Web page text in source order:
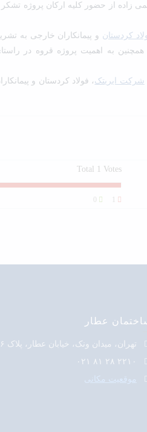
زاده از حضور کلیه ارکان پروژه تشکر
کردستان و پیمانکاران خارجی به
به اهمیت پروژه قروه در
شرکت ایریتک ، فولاد کردستان و
Total Votes
عطار
تهران، میدان ونک، خیابان عطار، پلاک ۶
۲۲۱۰ ۲۸ ۸۱ ۰۲۱
موقعیت مکانی